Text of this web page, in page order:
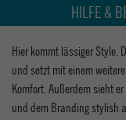
HILFE &
Hier kommt lässiger Style.
und setzt mit einem
Komfort. Außerdem sieht
und dem Branding stylish